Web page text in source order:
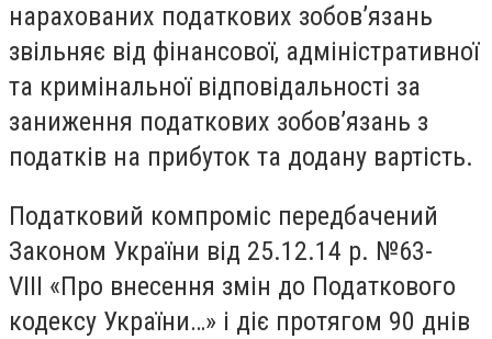
нарахованих податкових зобов’язань
звільняє від фінансової, адміністративної
та кримінальної відповідальності за
заниження податкових зобов’язань з
податків на прибуток та додану вартість.
Податковий компроміс передбачений
Законом України від 25.12.14 р. №63-
VIII «Про внесення змін до Податкового
кодексу України…» і діє протягом 90 днів